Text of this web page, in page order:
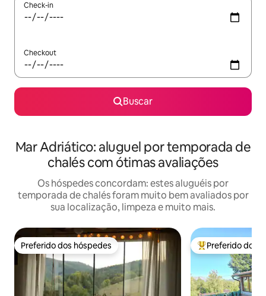
Check-in
Checkout
Buscar
Mar Adriático: aluguel por temporada de
chalés com ótimas avaliações
Os hóspedes concordam: estes aluguéis por
temporada de chalés foram muito bem avaliados por
sua localização, limpeza e muito mais.
Preferido dos hóspedes
Preferido dos hóspedes Entre os
Preferido dos